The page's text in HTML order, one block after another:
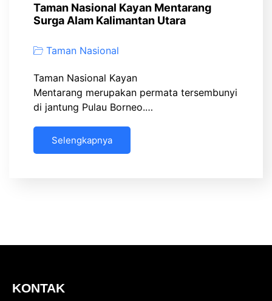
Taman Nasional Kayan Mentarang
Surga Alam Kalimantan Utara
Taman Nasional
Taman Nasional Kayan
Mentarang merupakan permata tersembunyi
di jantung Pulau Borneo.…
Selengkapnya
KONTAK